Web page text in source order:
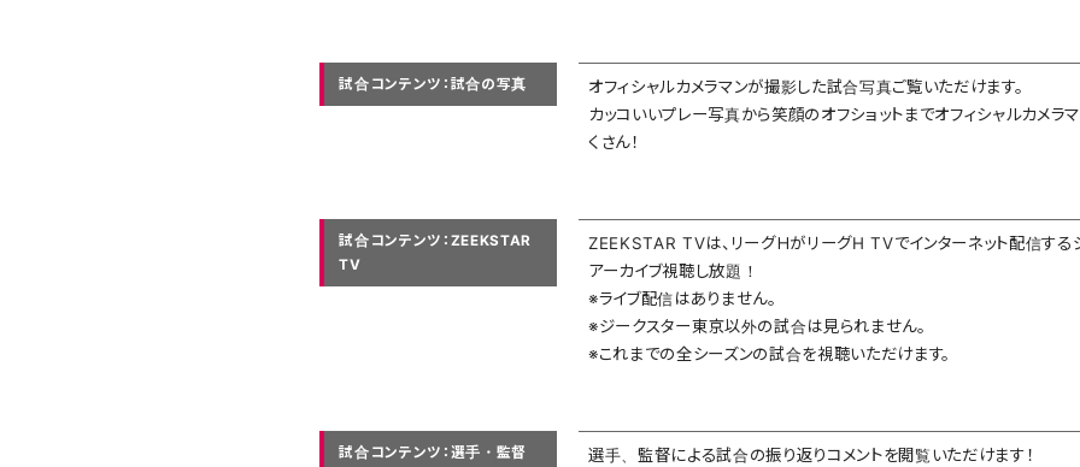
試合コンテンツ：試合の写真
オフィシャルカメラマンが撮影した試合写真ご覧いただけます。
カッコいいプレー写真から笑顔のオフショットまでオフィシャルカメ
くさん！
試合コンテンツ：ZEEKSTAR
TV
ZEEKSTAR TVは、リーグＨがリーグH TVでインターネット配信す
アーカイブ視聴し放題！
※ライブ配信はありません。
※ジークスター東京以外の試合は見られません。
※これまでの全シーズンの試合を視聴いただけます。
試合コンテンツ：選手・監督
選手、監督による試合の振り返りコメントを閲覧いただけます！